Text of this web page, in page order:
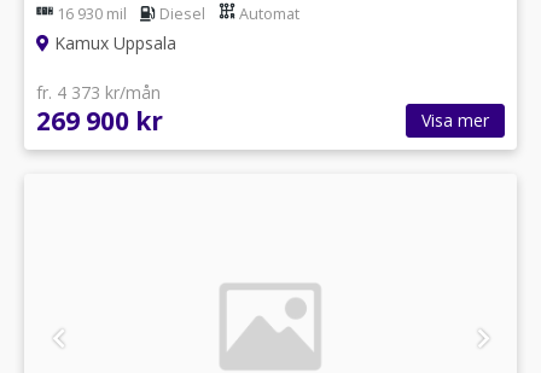
16 930 mil Diesel Automat
Kamux Uppsala
fr. 4 373 kr/mån
269 900 kr Visa mer